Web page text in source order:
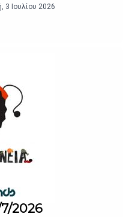
3 Ιουλίου 2026
7/2026